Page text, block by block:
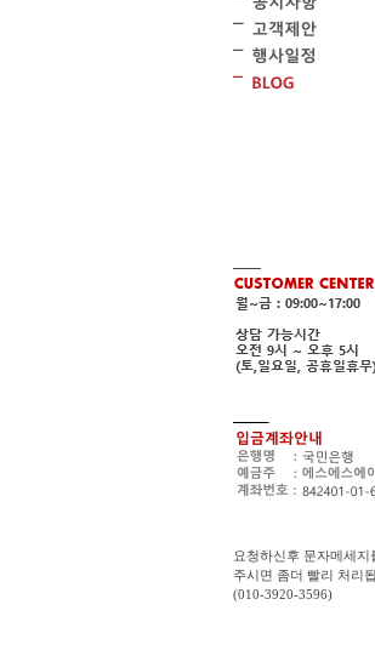
요청하신후 문자메세지
주시면 좀더 빨리 처리
(010-3920-3596)